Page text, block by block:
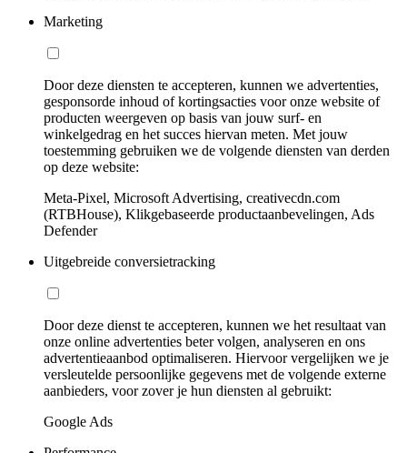
Marketing
Door deze diensten te accepteren, kunnen we advertenties,
gesponsorde inhoud of kortingsacties voor onze website of
producten weergeven op basis van jouw surf- en
winkelgedrag en het succes hiervan meten. Met jouw
toestemming gebruiken we de volgende diensten van derden
op deze website:
Meta-Pixel, Microsoft Advertising, creativecdn.com
(RTBHouse), Klikgebaseerde productaanbevelingen, Ads
Defender
Uitgebreide conversietracking
Door deze dienst te accepteren, kunnen we het resultaat van
onze online advertenties beter volgen, analyseren en ons
advertentieaanbod optimaliseren. Hiervoor vergelijken we je
versleutelde persoonlijke gegevens met de volgende externe
aanbieders, voor zover je hun diensten al gebruikt:
Google Ads